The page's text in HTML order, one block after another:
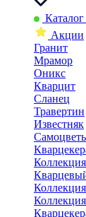
Акции
Гранит
Мрамор
Оникс
Кварцит
Сланец
Травертин
Известняк